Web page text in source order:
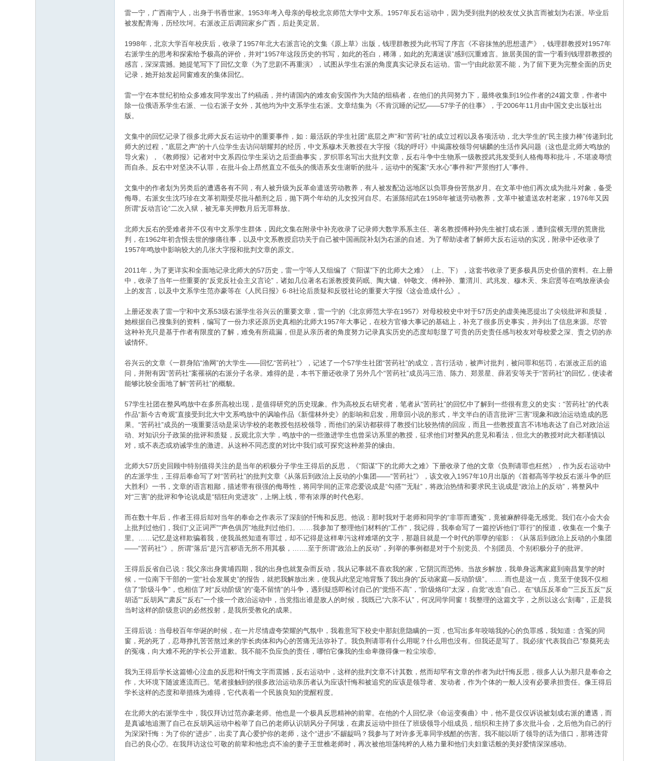
雷一宁，广西南宁人，出身于书香世家。1953年考入母亲的母校北京师范大学中文系。1957年反右运动中，因为受到批判的校友仗义执言而被划为右派。毕业后
被发配青海，历经坎坷。右派改正后调回家乡广西，后赴美定居。
1998年，北京大学百年校庆后，收录了1957年北大右派言论的文集《原上草》出版，钱理群教授为此书写了序言《不容抹煞的思想遗产》，钱理群教授对1957年
右派学生的思考和探索给予极高的评价，并对“1957年这段历史的书写，如此的苍白，稀薄，如此的充满迷误”感到沉重难言。旅居美国的雷一宁看到钱理群教授的
感言，深深震撼。她提笔写下了回忆文章《为了悲剧不再重演》，试图从学生右派的角度真实记录反右运动。雷一宁由此欲罢不能，为了留下更为完整全面的历史
记录，她开始发起同窗难友的集体回忆。
雷一宁在本世纪初给众多难友同学发出了约稿函，并约请国内的难友俞安国作为大陆的组稿者，在他们的共同努力下，最终收集到19位作者的24篇文章，作者中
除一位俄语系学生右派、一位右派子女外，其他均为中文系学生右派。文章结集为《不肯沉睡的记忆——57学子的往事》，于2006年11月由中国文史出版社出
版。
文集中的回忆记录了很多北师大反右运动中的重要事件，如：最活跃的学生社团“底层之声”和“苦药”社的成立过程以及各项活动，北大学生的“民主接力棒”传递到北
师大的过程，”底层之声“的十八位学生去访问胡耀邦的经历，中文系穆木天教授在大字报《我的呼吁》中揭露校领导何锡麟的生活作风问题（这也是北师大鸣放的
导火索），《教师报》记者对中文系四位学生采访之后歪曲事实，罗织罪名写出大批判文章，反右斗争中生物系一级教授武兆发受到人格侮辱和批斗，不堪凌辱愤
而自杀。反右中对坚决不认罪，在批斗会上昂然直立不低头的俄语系女生谢昕的批斗，运动中的冤案“天水心”事件和“严景煦打人”事件。
文集中的作者划为另类后的遭遇各有不同，有人被升级为反革命遣送劳动教养，有人被发配边远地区以负罪身份苦熬岁月。在文革中他们再次成为批斗对象，备受
侮辱。右派女生沈巧珍在文革初期受尽批斗酷刑之后，抛下两个年幼的儿女投河自尽。右派陈绍武在1958年被送劳动教养，文革中被遣送农村老家，1976年又因
所谓“反动言论”二次入狱，被无辜关押数月后无罪释放。
北师大反右的受难者并不仅有中文系学生群体，因此文集在附录中补充收录了记录师大数学系系主任、著名教授傅种孙先生被打成右派，遭到蛮横无理的荒唐批
判，在1962年初含恨去世的惨痛往事，以及中文系教授启功关于自己被中国画院补划为右派的自述。为了帮助读者了解师大反右运动的实况，附录中还收录了
1957年鸣放中影响较大的几张大字报和批判文章的原文。
2011年，为了更详实和全面地记录北师大的57历史，雷一宁等人又组编了《“阳谋”下的北师大之难》（上、下），这套书收录了更多极具历史价值的资料。在上册
中，收录了当年一些重要的“反党反社会主义言论”，诸如几位著名右派教授黄药眠、陶大镛、钟敬文、傅种孙、董渭川、武兆发、穆木天、朱启贤等在鸣放座谈会
上的发言，以及中文系学生范亦豪等在《人民日报》6·8社论后质疑和反驳社论的重要大字报《这会造成什么》。
上册还发表了雷一宁和中文系53级右派学生谷兴云的重要文章，雷一宁的《北京师范大学在1957》对母校校史中对于57历史的虚美掩恶提出了尖锐批评和质疑，
她根据自己搜集到的资料，编写了一份力求还原历史真相的北师大1957年大事记，在校方官修大事记的基础上，补充了很多历史事实，并列出了信息来源。尽管
这种补充只是基于作者有限度的了解，难免有所疏漏，但是从亲历者的角度努力记录真实历史的态度却彰显了可贵的历史责任感与校友对母校爱之深、责之切的赤
诚情怀。
谷兴云的文章《一群身陷“渔网”的大学生——回忆“苦药社”》，记述了一个57学生社团“苦药社”的成立，言行活动，被声讨批判，被问罪和惩罚，右派改正后的追
问，并附有因“苦药社”案罹祸的右派分子名录。难得的是，本书下册还收录了另外几个“苦药社”成员冯三浩、陈力、郑景星、薛若安等关于“苦药社”的回忆，使读者
能够比较全面地了解“苦药社”的概貌。
57学生社团在整风鸣放中在多所高校出现，是值得研究的历史现象。作为高校反右研究者，笔者从“苦药社”的回忆中了解到一些很有意义的史实：“苦药社”的代表
作品“新今古奇观”直接受到北大中文系鸣放中的讽喻作品《新儒林外史》的影响和启发，用章回小说的形式，半文半白的语言批评“三害”现象和政治运动造成的恶
果。“苦药社”成员的一项重要活动是采访学校的老教授包括校领导，而他们的采访都获得了教授们比较热情的回应，而且一些教授直言不讳地表达了自己对政治运
动、对知识分子政策的批评和质疑，反观北京大学，鸣放中的一些激进学生也曾采访系里的教授，征求他们对整风的意见和看法，但北大的教授对此大都谨慎以
对，或不表态或劝诫学生的激进。从这种不同态度的对比中我们或可探究这种差异的缘由。
北师大57历史回顾中特别值得关注的是当年的积极分子学生王得后的反思，《“阳谋”下的北师大之难》下册收录了他的文章《负荆请罪也枉然》，作为反右运动中
的左派学生，王得后奉命写了对“苦药社”的批判文章《从落后到政治上反动的小集团——“苦药社”》，该文收入1957年10月出版的《首都高等学校反右派斗争的巨
大胜利》一书，文章的语言粗鄙，描述带有很强的侮辱性，将同学间的正常恋爱说成是“勾搭”“无耻”，将政治热情和要求民主说成是“政治上的反动”，将整风中
对“三害”的批评和争论说成是“猖狂向党进攻”，上纲上线，带有浓厚的时代色彩。
而在数十年后，作者王得后却对当年的奉命之作表示了深刻的忏悔和反思。他说：那时我对于老师和同学的“非罪而遭冤”，竟被麻醉得毫无感觉。我们在小会大会
上批判过他们，我们“义正词严”“声色俱厉”地批判过他们。……我参加了整理他们材料的“工作”，我记得，我奉命写了一篇控诉他们“罪行”的报道，收集在一个集子
里。……记忆是这样欺骗着我，使我虽然知道有罪过，却不记得是这样卑污这样难堪的文字，那题目就是一个时代的罪孽的缩影：《从落后到政治上反动的小集团
——“苦药社”》。所谓“落后”是污言秽语无所不用其极，…….至于所谓“政治上的反动”，列举的事例都是对于个别党员、个别团员、个别积极分子的批评。
王得后反省自己说：我父亲出身黄埔四期，我的出身也就复杂而反动，我从记事就不喜欢我的家，它阴沉而恐怖。当故乡解放，我单身远离家庭到南昌复学的时
候，一位南下干部的一堂“社会发展史”的报告，就把我解放出来，使我从此坚定地背叛了我出身的“反动家庭—反动阶级”。……而也是这一点，竟至于使我不仅相
信了“阶级斗争”，也相信了对“反动阶级”的“毫不留情”的斗争，遇到疑惑即检讨自己的“觉悟不高”，“阶级烙印”太深，自觉“改造”自己。在“镇压反革命”“三反五反”“反
胡适”“反胡风”“肃反”“反右”一个接一个政治运动中，当党指出谁是敌人的时候，我既已“六亲不认”，何况同学同窗！我整理的这篇文字，之所以这么“刻毒”，正是我
当时这样的阶级意识的必然投射，是我所受教化的成果。
王得后说：当母校百年华诞的时候，在一片尽情虚夸荣耀的气氛中，我着意写下校史中那刻意隐瞒的一页，也写出多年咬啮我的心的负罪感，我知道：含冤的同
窗，死的死了，忍辱挣扎苦苦熬过来的学长肉体和内心的苦痛无法弥补了。我负荆请罪有什么用呢？什么用也没有。但我还是写了。我必须“代表我自己”祭奠死去
的冤魂，向大难不死的学长公开道歉。我不能不负应负的责任，哪怕它像我的生命卑微得像一粒尘埃⑥。
我为王得后学长这篇锥心泣血的反思和忏悔文字而震撼，反右运动中，这样的批判文章不计其数，然而却罕有文章的作者为此忏悔反思，很多人认为那只是奉命之
作，大环境下随波逐流而已。笔者接触到的很多政治运动亲历者认为应该忏悔和被追究的应该是领导者、发动者，作为个体的一般人没有必要承担责任。像王得后
学长这样的态度和举措殊为难得，它代表着一个民族良知的觉醒程度。
在北师大的右派学生中，我仅拜访过范亦豪老师。他也是一个极具反思精神的前辈。在他的个人回忆录《命运变奏曲》中，他不是仅仅诉说被划成右派的遭遇，而
是真诚地追溯了自己在反胡风运动中检举了自己的老师认识胡风分子阿垅，在肃反运动中担任了班级领导小组成员，组织和主持了多次批斗会，之后他为自己的行
为深深忏悔：为了你的“进步”，出卖了真心爱护你的老师，这个“进步”不龌龊吗？我参与了对许多无辜同学残酷的伤害。我不能以听了领导的话为借口，那将违背
自己的良心⑦。在我拜访这位可敬的前辈和他忠贞不渝的妻子王世樵老师时，再次被他坦荡纯粹的人格力量和他们夫妇童话般的美好爱情深深感动。